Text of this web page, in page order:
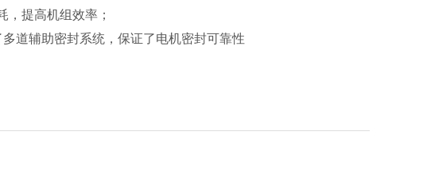
提高机组效率；
道辅助密封系统，保证了电机密封可靠性